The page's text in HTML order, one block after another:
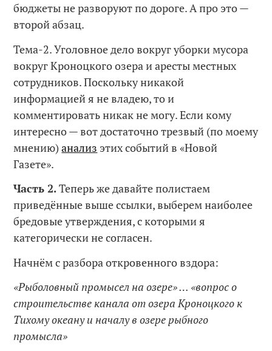
бюджеты не разворуют по дороге. А про это —
второй абзац.
Тема-2. Уголовное дело вокруг уборки мусора
вокруг Кроноцкого озера и аресты местных
сотрудников. Поскольку никакой
информацией я не владею, то и
комментировать никак не могу. Если кому
интересно — вот достаточно трезвый (по моему
мнению)анализ этих событий в «Новой
Газете».
Часть 2.Теперь же давайте полистаем
приведённые выше ссылки, выберем наиболее
бредовые утверждения, с которыми я
категорически не согласен.
Начнём с разбора откровенного вздора:
«Рыболовный промысел на озере» … «вопрос о
строительстве канала от озера Кроноцкого к
Тихому океану и началу в озере рыбного
промысла»